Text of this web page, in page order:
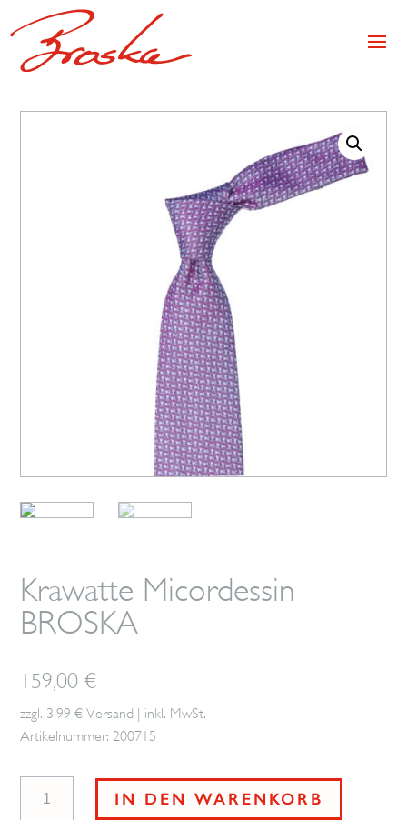
Krawatte Micordessin
BROSKA
159,00€
zzgl. 3,99 € Versand | inkl. MwSt.
Artikelnummer: 200715
IN DEN WARENKORB